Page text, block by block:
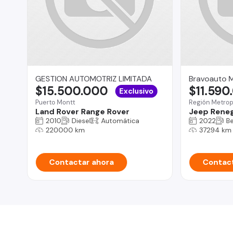
GESTION AUTOMOTRIZ LIMITADA
Puerto Montt
Land Rover Range Rover
$15.500.000 Exclusivo
2010 Diesel
Automática
220000 km
Contactar ahora
Bravoauto
Región
Jeep
2022
37294 km